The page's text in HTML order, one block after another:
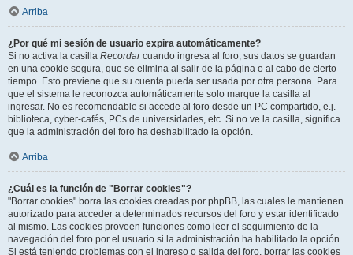
Arriba
¿Por qué mi sesión de usuario expira automáticamente?
Si no activa la casilla Recordarcuando ingresa al foro, sus datos se guardan
en una cookie segura, que se elimina al salir de la página o al cabo de cierto
tiempo. Esto previene que su cuenta pueda ser usada por otra persona. Para
que el sistema le reconozca automáticamente solo marque la casilla al
ingresar. No es recomendable si accede al foro desde un PC compartido, e.j.
biblioteca, cyber-cafés, PCs de universidades, etc. Si no ve la casilla, significa
que la administración del foro ha deshabilitado la opción.
Arriba
¿Cuál es la función de "Borrar cookies"?
"Borrar cookies" borra las cookies creadas por phpBB, las cuales le mantienen
autorizado para acceder a determinados recursos del foro y estar identificado
al mismo. Las cookies proveen funciones como leer el seguimiento de la
navegación del foro por el usuario si la administración ha habilitado la opción.
Si está teniendo problemas con el ingreso o salida del foro, borrar las cookies